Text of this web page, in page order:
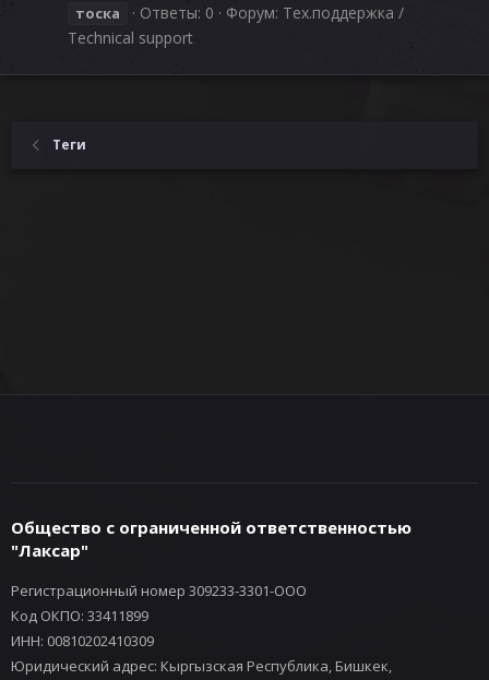
тоска
Ответы: 0 Форум: Тех.поддержка /
Technical support
Теги
Общество с ограниченной ответственностью
"Лаксар"
Регистрационный номер 309233-3301-ООО
Код ОКПО: 33411899
ИНН: 00810202410309
Юридический адрес: Кыргызская Республика, Бишкек,